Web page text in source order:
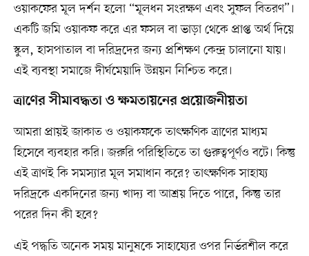
ওয়াকফের মূল দর্শন হলো “মূলধন সংরক্ষণ এবং সুফল বিতরণ”।
একটি জমি ওয়াকফ করে এর ফসল বা ভাড়া থেকে প্রাপ্ত অর্থ দিয়ে
স্কুল, হাসপাতাল বা দরিদ্রদের জন্য প্রশিক্ষণ কেন্দ্র চালানো যায়।
এই ব্যবস্থা সমাজে দীর্ঘমেয়াদি উন্নয়ন নিশ্চিত করে।
ত্রাণের সীমাবদ্ধতা ও ক্ষমতায়নের প্রয়োজনীয়তা
আমরা প্রায়ই জাকাত ও ওয়াকফকে তাৎক্ষণিক ত্রাণের মাধ্যম
হিসেবে ব্যবহার করি। জরুরি পরিস্থিতিতে তা গুরুত্বপূর্ণও বটে। কিন্তু
এই ত্রাণই কি সমস্যার মূল সমাধান করে? তাৎক্ষণিক সাহায্য
দরিদ্রকে একদিনের জন্য খাদ্য বা আশ্রয় দিতে পারে, কিন্তু তার
পরের দিন কী হবে?
এই পদ্ধতি অনেক সময় মানুষকে সাহায্যের ওপর নির্ভরশীল করে